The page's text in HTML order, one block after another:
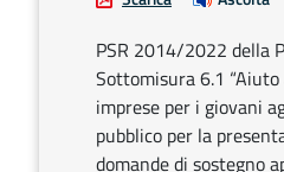
PSR 2014/2022 della
Sottomisura 6.1
imprese per i giovani
pubblico per la
domande di sostegno